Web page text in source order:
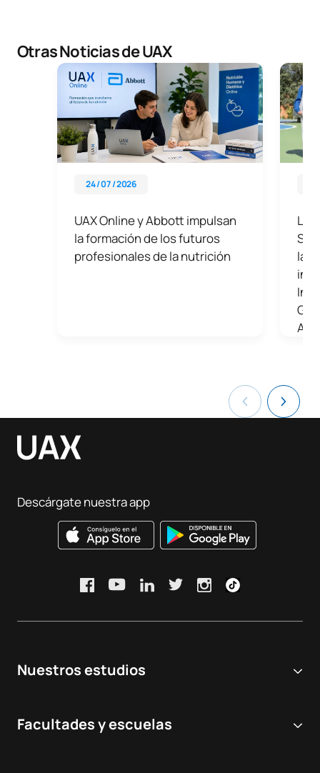
Otras Noticias de UAX
24 / 07 / 2026
UAX Online y Abbott impulsan
la formación de los futuros
profesionales de la nutrición
La
la
Nuestros estudios
Grados Universitarios
Facultades y escuelas
Descárgate nuestra app